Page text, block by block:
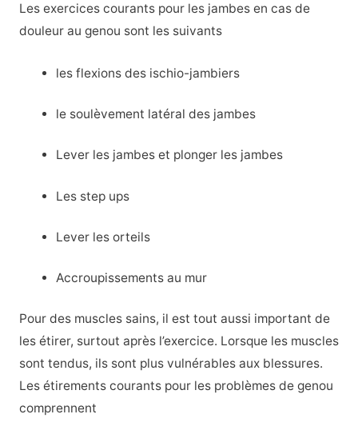
Les exercices courants pour les jambes en cas de
douleur au genou sont les suivants
les flexions des ischio-jambiers
le soulèvement latéral des jambes
Lever les jambes et plonger les jambes
Les step ups
Lever les orteils
Accroupissements au mur
Pour des muscles sains, il est tout aussi important de
les étirer, surtout après l’exercice. Lorsque les muscles
sont tendus, ils sont plus vulnérables aux blessures.
Les étirements courants pour les problèmes de genou
comprennent